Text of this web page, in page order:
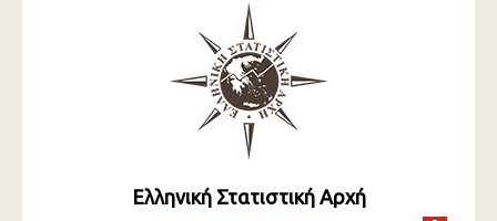
Ελληνική Στατιστική Αρχή